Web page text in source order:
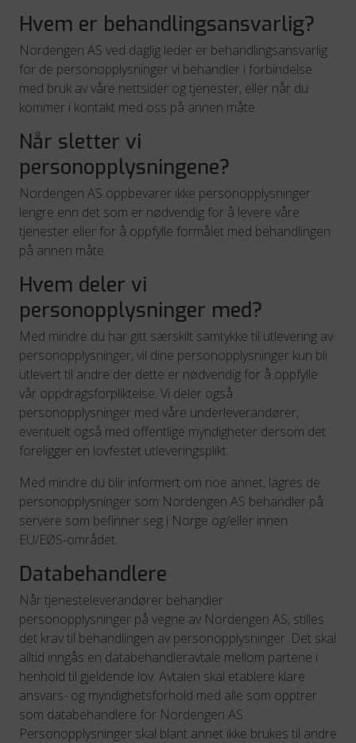
Hvem er behandlingsansvarlig?
Nordengen AS ved daglig leder er behandlingsansvarlig
for de personopplysninger vi behandler i forbindelse
med bruk av våre nettsider og tjenester, eller når du
kommer i kontakt med oss på annen måte.
Når sletter vi
personopplysningene?
Nordengen AS oppbevarer ikke personopplysninger
lengre enn det som er nødvendig for å levere våre
tjenester eller for å oppfylle formålet med behandlingen
på annen måte.
Hvem deler vi
personopplysninger med?
Med mindre du har gitt særskilt samtykke til utlevering av
personopplysninger, vil dine personopplysninger kun bli
utlevert til andre der dette er nødvendig for å oppfylle
vår oppdragsforpliktelse. Vi deler også
personopplysninger med våre underleverandører,
eventuelt også med offentlige myndigheter dersom det
foreligger en lovfestet utleveringsplikt.
Med mindre du blir informert om noe annet, lagres de
personopplysninger som Nordengen AS behandler på
servere som befinner seg i Norge og/eller innen
EU/EØS-området.
Databehandlere
Når tjenesteleverandører behandler
personopplysninger på vegne av Nordengen AS, stilles
det krav til behandlingen av personopplysninger. Det skal
alltid inngås en databehandleravtale mellom partene i
henhold til gjeldende lov. Avtalen skal etablere klare
ansvars- og myndighetsforhold med alle som opptrer
som databehandlere for Nordengen AS.
Personopplysninger skal blant annet ikke brukes til andre